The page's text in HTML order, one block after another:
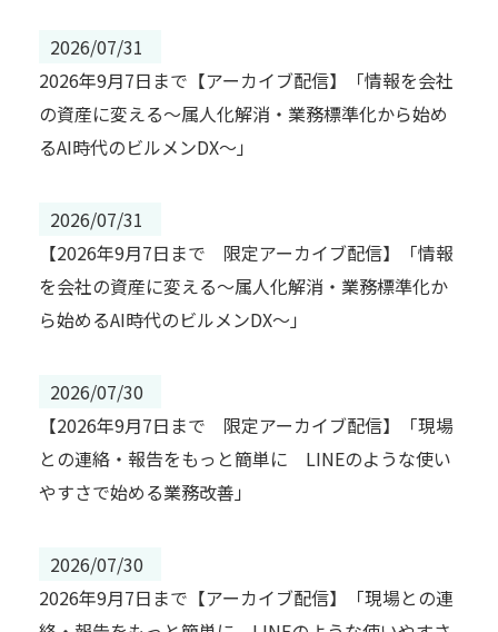
2026/07/31
2026年9月7日まで【アーカイブ配信】「情報を会社
の資産に変える～属人化解消・業務標準化から始め
るAI時代のビルメンDX～」
2026/07/31
【2026年9月7日まで 限定アーカイブ配信】「情報
を会社の資産に変える～属人化解消・業務標準化か
ら始めるAI時代のビルメンDX～」
2026/07/30
【2026年9月7日まで 限定アーカイブ配信】「現場
との連絡・報告をもっと簡単に LINEのような使い
やすさで始める業務改善」
2026/07/30
2026年9月7日まで【アーカイブ配信】「現場との連